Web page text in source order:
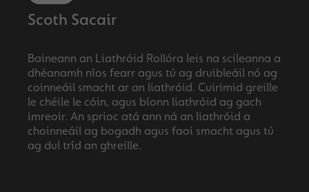
Scoth Sacair
Baineann an Liathróid Rollóra leis na scileanna a
dhéanamh níos fearr agus tú ag druibleáil nó ag
coinneáil smacht ar an liathróid. Cuirimid greille
le chéile le cóin, agus bíonn liathróid ag gach
imreoir. An sprioc atá ann ná an liathróid a
choinneáil ag bogadh agus faoi smacht agus tú
ag dul tríd an ghreille.